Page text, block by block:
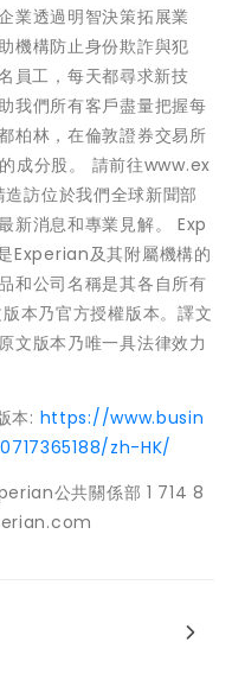
業透過明智決策拓展業
機構防止身份欺詐與犯
員工，每天都尋求新技
我們所有客戶盡量把握每
柏林，在倫敦證券交易所
成分股。 請前往www.ex
訪位於我們全球新聞部
新消息和專業見解。 Exp
Experian及其附屬機構的
和公司名稱是其各自所有
本乃官方授權版本。譯文
文版本乃唯一具法律效力
本: https://www.busin
zh-HK/
公共關係部 1 714 8